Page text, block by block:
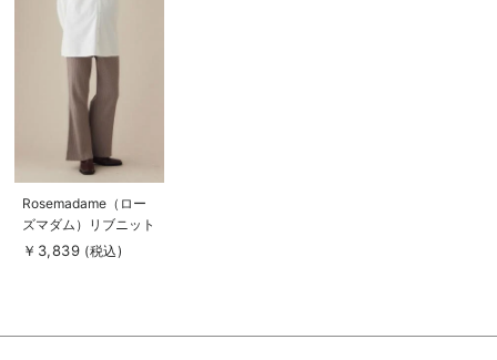
商
品
詳
細
を
Rosemadame（ロー
ズマダム）リブニット
フレアパンツ マタニ
￥3,839 (税込)